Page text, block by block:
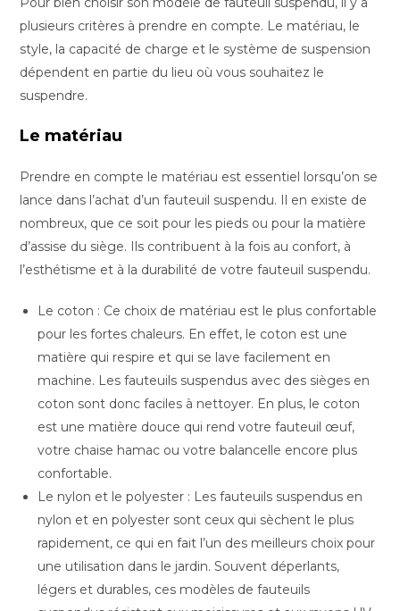
plusieurs critères à prendre en compte. Le matériau, le
style, la capacité de charge et le système de suspension
dépendent en partie du lieu où vous souhaitez le
suspendre.
Le matériau
Prendre en compte le matériau est essentiel lorsqu’on se
lance dans l’achat d’un fauteuil suspendu. Il en existe de
nombreux, que ce soit pour les pieds ou pour la matière
d’assise du siège. Ils contribuent à la fois au confort, à
l’esthétisme et à la durabilité de votre fauteuil suspendu.
Le coton : Ce choix de matériau est le plus confortable
pour les fortes chaleurs. En effet, le coton est une
matière qui respire et qui se lave facilement en
machine. Les fauteuils suspendus avec des sièges en
coton sont donc faciles à nettoyer. En plus, le coton
est une matière douce qui rend votre fauteuil œuf,
votre chaise hamac ou votre balancelle encore plus
confortable.
Le nylon et le polyester : Les fauteuils suspendus en
nylon et en polyester sont ceux qui sèchent le plus
rapidement, ce qui en fait l’un des meilleurs choix pour
une utilisation dans le jardin. Souvent déperlants,
légers et durables, ces modèles de fauteuils